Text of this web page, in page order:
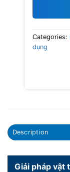
Categories:
dụng
Description
Giải pháp vật